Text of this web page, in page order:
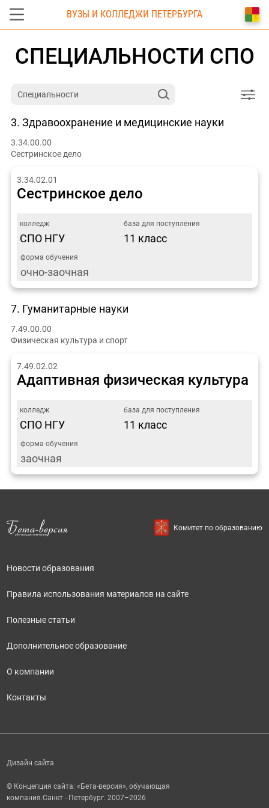
ВУЗЫ И КОЛЛЕДЖИ ПЕТЕРБУРГА
СПЕЦИАЛЬНОСТИ СПО
3. Здравоохранение и медицинские науки
3.34.00.00
Сестринское дело
3.34.02.01
Сестринское дело
СПО НГУ 11 класс
очно-заочная
7. Гуманитарные науки
7.49.00.00
Физическая культура и спорт
7.49.02.02
Адаптивная физическая культура
СПО НГУ 11 класс
заочная
Комитет по образованию
Новости образования
Правила использования материалов на сайте
Полезные статьи
Дополнительное образование
О компании
Контакты
© Концепция сайта: «Бета-версия», обучающая
компания.Санкт - Петербург. 2007–2026
Дизайн сайта